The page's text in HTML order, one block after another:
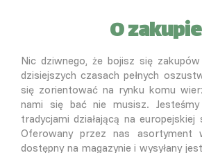
O zakupie
Nic dziwnego, że bojisz się
dzisiejszych czasach pełnych
się zorientować na rynku komu
nami się bać nie musisz.
tradycjami działającą na
Oferowany przez nas asortyment
dostępny na magazynie i wysyłany